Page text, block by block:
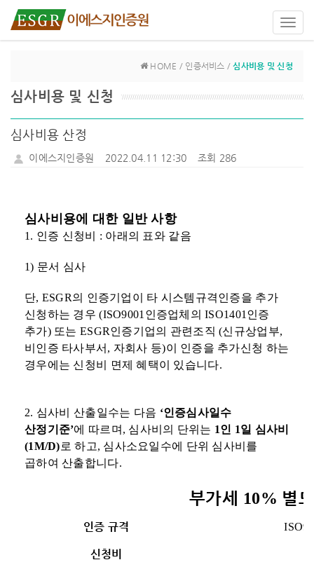
HOME / 인증서비스 /심사비용 및 신청
심사비용 및 신청
심사비용 산정
이에스지인증원 2022.04.11 12:30 조회 286
심사비용에 대한 일반 사항
1. 인증 신청비 : 아래의 표와 같음
1) 문서 심사
단, ESGR의 인증기업이 타 시스템규격인증을 추가
신청하는 경우(ISO9001 인증업체의ISO1401 인증
추가) 또는 ESGR인증기업의 관련조직 (신 규상업부,
비인증 타사부서 , 자회사 등)이 인증을 추가신청 하는
경우에는 신청비 면제 혜택이 있습니다.
2. 심사비 산출일수는 다음 ‘인증심사일수
산정기준’에 따르며 , 심사비의 단위는 1인 1일 심사비
(1M/D)로 하고, 심사소요일수에 단위 심사비를
곱하여산출합니다.
부가세 10% 별도
인증 규격
신청비